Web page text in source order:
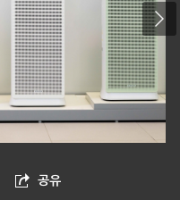
공유